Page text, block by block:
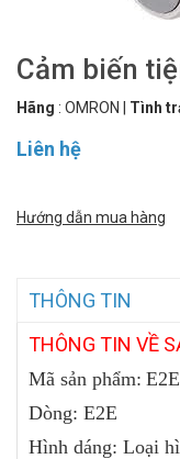
Cảm biến
Hãng : OMRON Tình
Liên hệ
Hướng dẫn mua hàng
THÔNG TIN
THÔNG TIN VỀ
Mã sản phẩm:
Dòng: E2E
Hình dáng: Loại